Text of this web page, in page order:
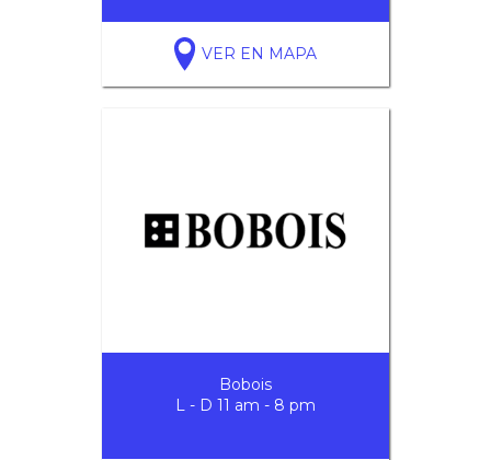
VER EN MAPA
Bobois
L - D 11 am - 8 pm